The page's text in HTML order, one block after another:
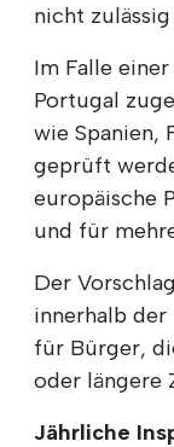
nicht zulässig
Im Falle
Portugal
wie Spanien,
geprüft
europäische
und für
Der
innerhalb der
für Bürger,
oder längere
Jährliche